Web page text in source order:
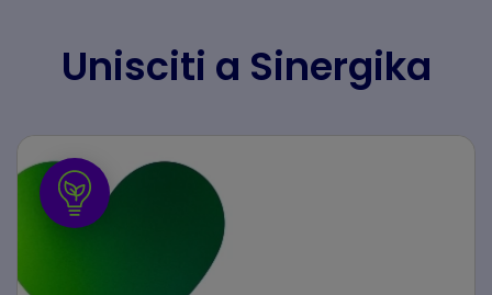
Unisciti a Sinergika